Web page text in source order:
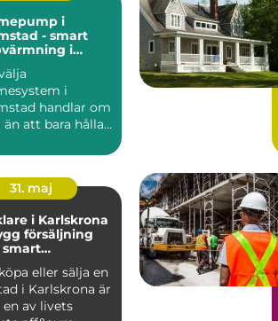
i
- smart
i
i
handlar om
än att bara hålla
31. maj
i Karlskrona
försäljning
smart
eller sälja en
i Karlskrona är
av livets